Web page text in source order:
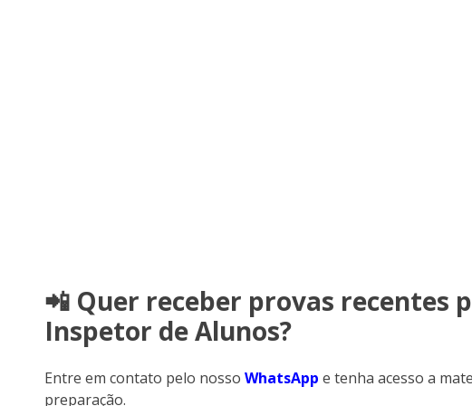
📲 Quer receber provas recentes
Inspetor de Alunos?
Entre em contato pelo nosso WhatsApp e tenha acesso a
preparação.